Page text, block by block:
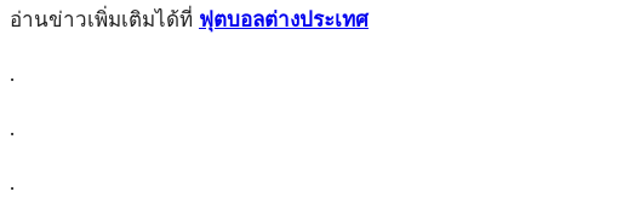
อ่านข่าวเพิ่มเติมได้ที่ ฟุตบอลต่างประเทศ
.
.
.